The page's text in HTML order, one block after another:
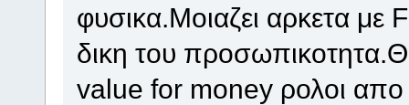
φυσικα.Μοιαζει αρκετα με
δικη του
value for money ρολοι απο